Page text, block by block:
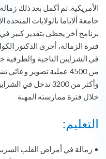
الأمريكية. ثم أكمل بعد ذلك
برنامج آخر يحظى بتقدير كبير
في الشرايين التاجية والطرفية
من 4500 عملية تصوير
وأكثر من 3200 تدخل
خلال فترة ممارسته المهنة
التعليم:
• زمالة في أمراض القلب